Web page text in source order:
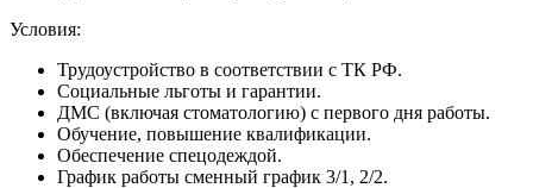
Условия:
Трудоустройство в соответствии с ТК РФ.
Социальные льготы и гарантии.
ДМС (включая стоматологию) с первого дня работы.
Обучение, повышение квалификации.
Обеспечение спецодеждой.
График работы сменный график 3/1, 2/2.